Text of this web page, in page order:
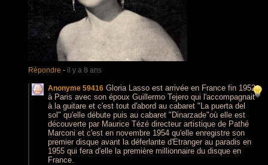
Répondre - il y a 8 ans
Anonyme 59416 Gloria Lasso est arrivée en France fin 1952
à Paris avec son époux Guillermo Tejero qui l'accompagnait
à la guitare et c'est tout d'abord au cabaret "La puerta del
sol" qu'elle débute puis au cabaret "Dinarzade"où elle est
découverte par Maurice Tézé directeur artistique de Pathé
Marconi et c'est en novembre 1954 qu'elle enregistre son
premier disque avant la déferlante d'Etranger au paradis en
1955 qui fera d'elle la première millionnaire du disque en
France.